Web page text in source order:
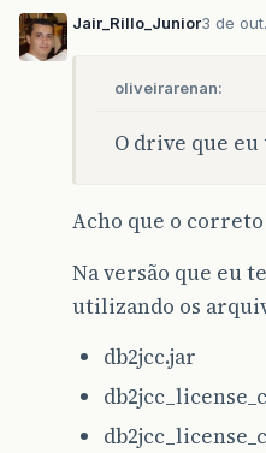
Jair_Rillo_Junior3 de
oliveirarenan:
O drive que
Acho que o correto
Na versão que eu
utilizando os
db2jcc.jar